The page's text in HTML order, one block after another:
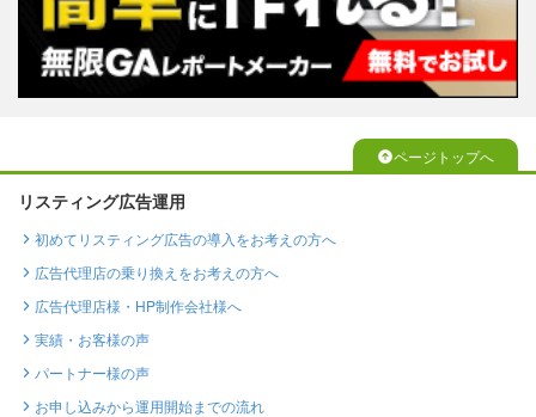
ページトップへ
リスティング広告運用
初めてリスティング広告の導入をお考えの方へ
広告代理店の乗り換えをお考えの方へ
広告代理店様・HP制作会社様へ
実績・お客様の声
パートナー様の声
お申し込みから運用開始までの流れ